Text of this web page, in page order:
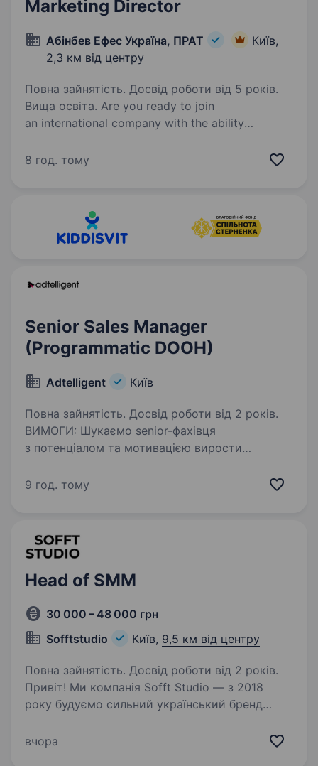
Marketing Director
Абінбев Ефес Україна, ПРАТ
Київ,
2,3 км від центру
Повна зайнятість. Досвід роботи від 5 років.
Вища освіта. Are you ready to join
an international company with the ability
colleagues? Learn on the job. Being agile and
8 год. тому
Senior Sales Manager
(Programmatic DOOH)
Adtelligent Київ
Повна зайнятість. Досвід роботи від 2 років.
ВИМОГИ: Шукаємо senior-фахівця
з потенціалом та мотивацією вирости
Sales Team Lead) 4+ років досвіду у сфері
9 год. тому
Head of SMM
30 000 – 48 000 грн
Sofftstudio
Київ, 9,5 км від центру
Повна зайнятість. Досвід роботи від 2 років.
Привіт! Ми компанія Sofft Studio — з 2018
року будуємо сильний український бренд
шоурум у Києві в ТЦ Аракс, за адресою
вчора